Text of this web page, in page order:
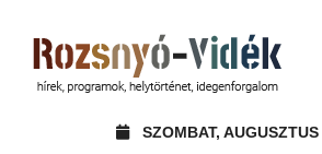
SZOMBAT,